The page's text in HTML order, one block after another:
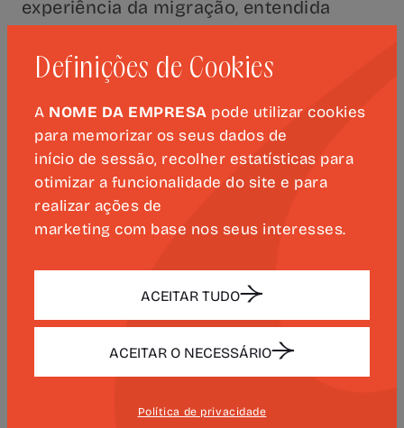
experiência da migração, entendida
como um espaço de distanciamento
crítico, o livro revisita temas como o
mecenato, a relação do poeta com a
Coroa e o modo como a sua poesia tem
sido historicamente interpretada,
contrariando leituras excepcionalistas e
ideologicamente marcadas.
Trinta Anos de Camões. Ensaios e
como uma colectânea de crítica literária,
filológica e histórico-cultural que
procura contribuir para uma
compreensão mais rigorosa e
historicamente situada de um dos
autores centrais da literatura
Definições de Cookies
A NOME DA EMPRESA pode utilizar cookies
para memorizar os seus dados de
início de sessão, recolher estatísticas para
otimizar a funcionalidade do site e para
realizar ações de
marketing com base nos seus interesses.
ACEITAR TUDO
ACEITAR O NECESSÁRIO
Política de privacidade